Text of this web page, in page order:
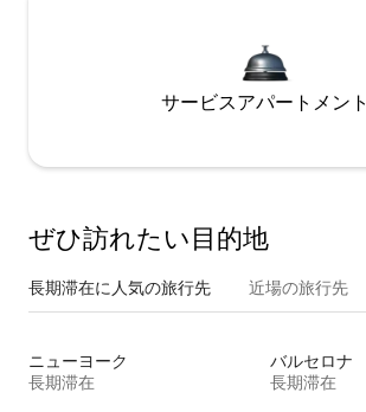
サービスアパートメント
ぜひ訪⁠れ⁠た⁠い目⁠的⁠地
長期滞在に人気の旅行先 近場の旅行先
ニューヨーク
長期滞在
バルセロナ
長期滞在